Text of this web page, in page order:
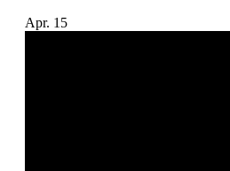
Apr. 15